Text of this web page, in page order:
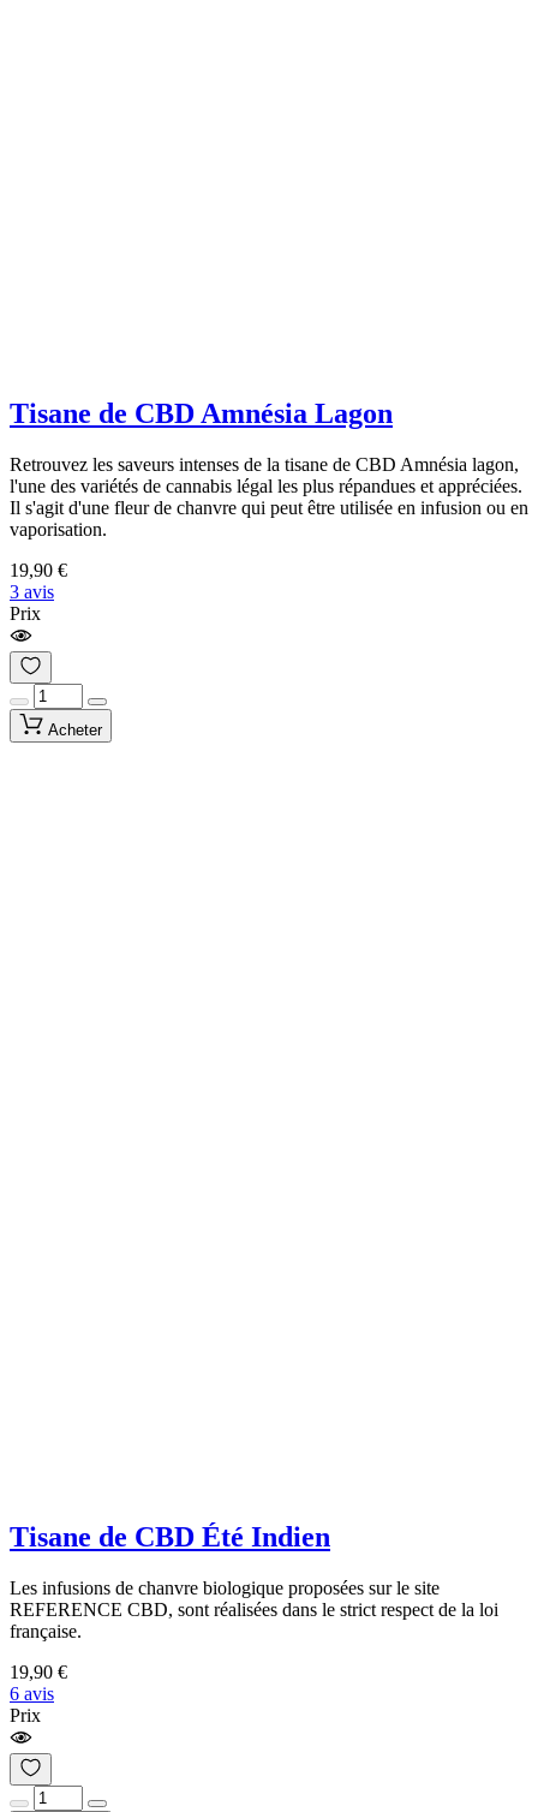
Tisane de CBD Amnésia Lagon
Retrouvez les saveurs intenses de la tisane de CBD Amnésia lagon,
l'une des variétés de cannabis légal les plus répandues et appréciées.
Il s'agit d'une fleur de chanvre qui peut être utilisée en infusion ou en
vaporisation.
19,90 €
3 avis
Prix
Acheter
Tisane de CBD Été Indien
Les infusions de chanvre biologique proposées sur le site
REFERENCE CBD, sont réalisées dans le strict respect de la loi
française.
19,90 €
6 avis
Prix